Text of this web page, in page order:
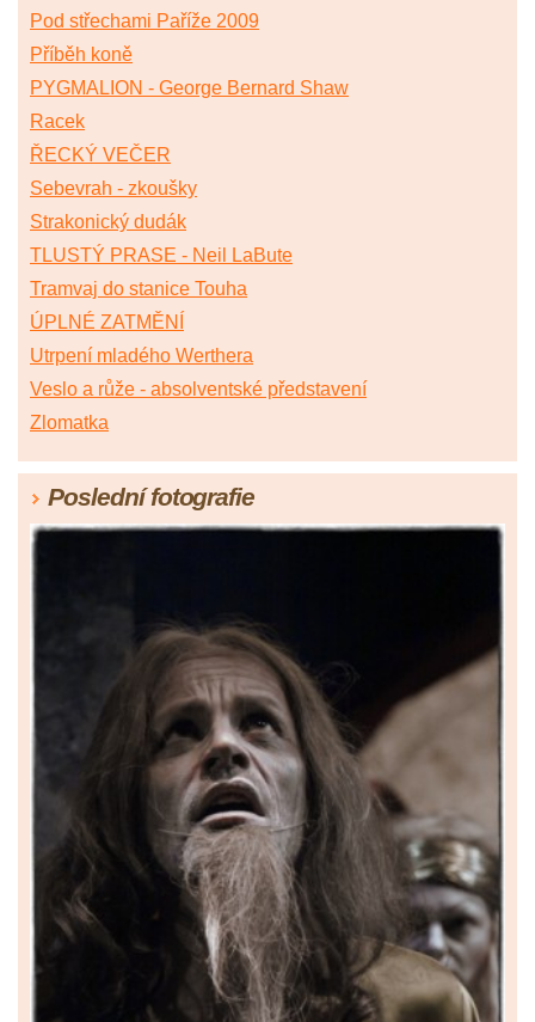
Pod střechami Paříže 2009
Příběh koně
PYGMALION - George Bernard Shaw
Racek
ŘECKÝ VEČER
Sebevrah - zkoušky
Strakonický dudák
TLUSTÝ PRASE - Neil LaBute
Tramvaj do stanice Touha
ÚPLNÉ ZATMĚNÍ
Utrpení mladého Werthera
Veslo a růže - absolventské představení
Zlomatka
Poslední fotografie